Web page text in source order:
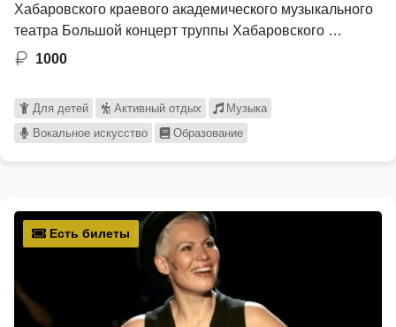
Хабаровского краевого академического музыкального
театра Большой концерт труппы Хабаровского …
1000
Для детей Активный отдых
Музыка
Вокальное искусство
Образование
Есть билеты